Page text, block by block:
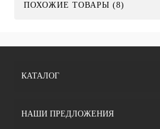
ПОХОЖИЕ ТОВАРЫ (8)
КАТАЛОГ
НАШИ ПРЕДЛОЖЕНИЯ